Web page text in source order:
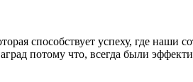
способствует успеху, где наши
потому что, всегда были